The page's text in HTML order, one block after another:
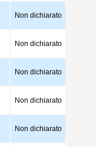
Non dichiarato
Non dichiarato
Non dichiarato
Non dichiarato
Non dichiarato